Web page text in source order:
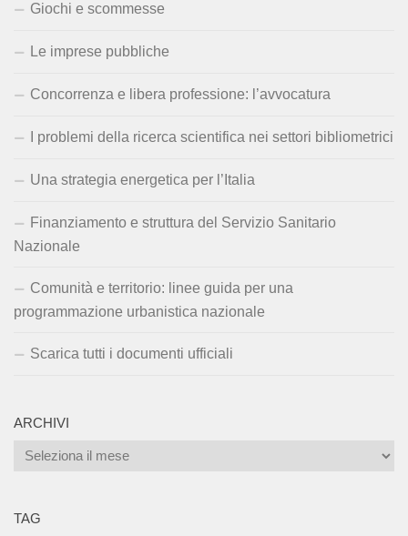
Giochi e scommesse
Le imprese pubbliche
Concorrenza e libera professione: l’avvocatura
I problemi della ricerca scientifica nei settori bibliometrici
Una strategia energetica per l’Italia
Finanziamento e struttura del Servizio Sanitario
Nazionale
Comunità e territorio: linee guida per una
programmazione urbanistica nazionale
Scarica tutti i documenti ufficiali
ARCHIVI
Archivi
TAG